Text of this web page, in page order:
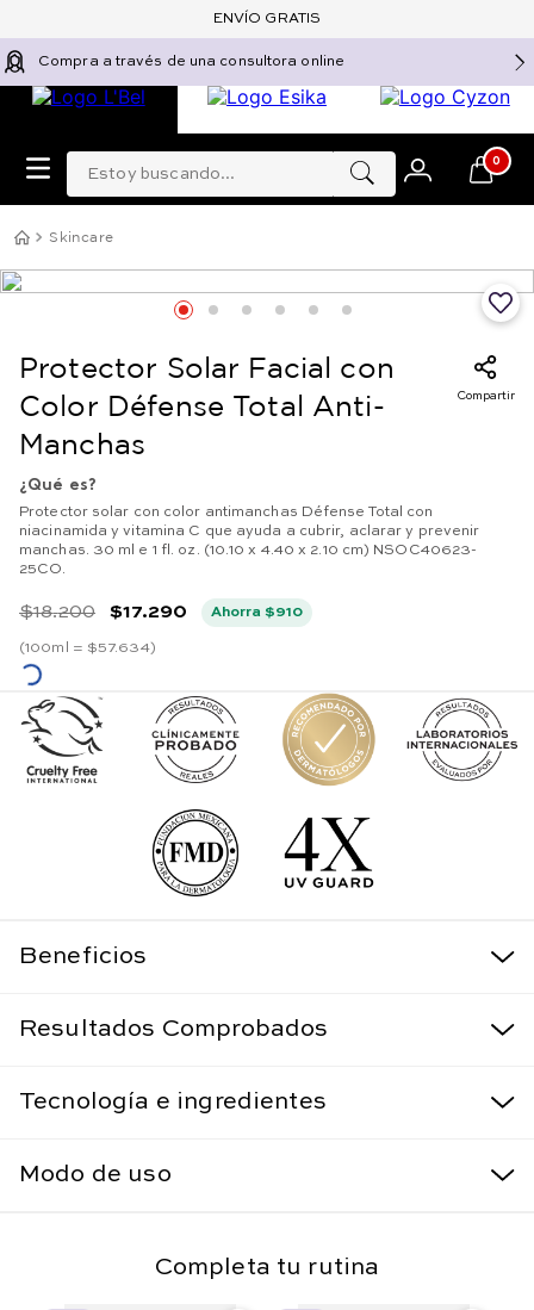
Compra a través de una consultora online
Estoy buscando... 0
ENVÍO GRATIS
Skincare
Protector Solar Facial con
Color Défense Total Anti-
Manchas
Compartir
¿Qué es?
Protector solar con color antimanchas Défense Total con
niacinamida y vitamina C que ayuda a cubrir, aclarar y prevenir
manchas. 30 ml e 1 fl. oz. (10.10 x 4.40 x 2.10 cm) NSOC40623-
25CO.
$18.200 $17.290 Ahorra$910
(100ml = $57.634)
Beneficios
Resultados Comprobados
Tecnología e ingredientes
Modo de uso
Completa tu rutina